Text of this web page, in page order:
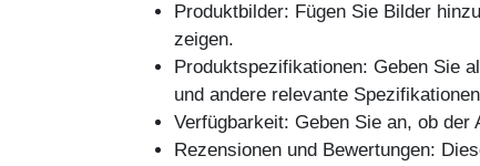
Produktbilder: Fügen Sie Bilder
zeigen.
Produktspezifikationen: Geben Sie
und andere relevante
Verfügbarkeit: Geben Sie an, ob
Rezensionen und Bewertungen: